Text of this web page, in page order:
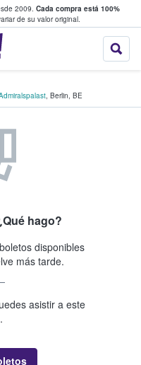
2009. Cada compra está 100%
de su valor original.
StubHub: donde
boletos
, Berlin, BE
hago?
disponibles
más tarde.
asistir a este